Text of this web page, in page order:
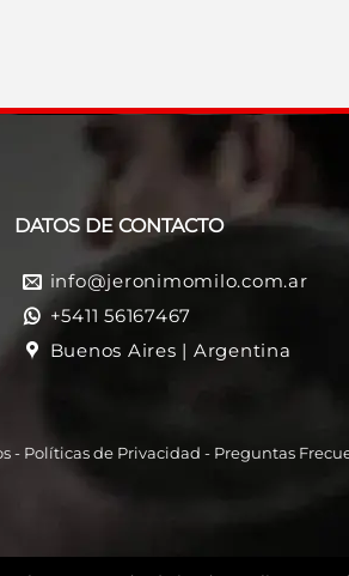
DATOS DE CONTACTO
info@jeronimomilo.com.ar
+5411 56167467
Buenos Aires | Argentina
s - Políticas de Privacidad - Preguntas